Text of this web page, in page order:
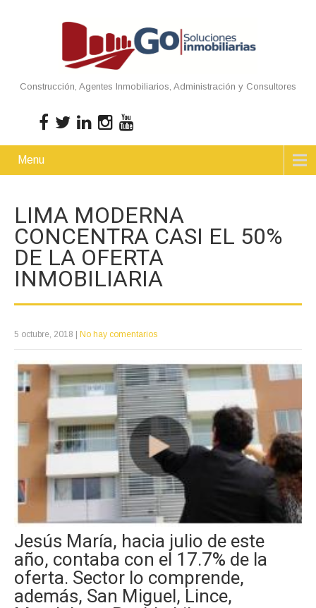
Construcción, Agentes Inmobiliarios, Administración y Consultores
Menu
LIMA MODERNA
CONCENTRA CASI EL 50%
DE LA OFERTA
INMOBILIARIA
5 octubre, 2018 No hay comentarios
Jesús María, hacia julio de este
año, contaba con el 17.7% de la
oferta. Sector lo comprende,
además, San Miguel, Lince,